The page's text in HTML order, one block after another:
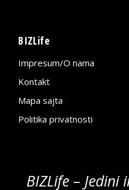
BIZLife
Impresum/O nama
Kontakt
Mapa sajta
Politika privatnosti
BIZLife – Jedini